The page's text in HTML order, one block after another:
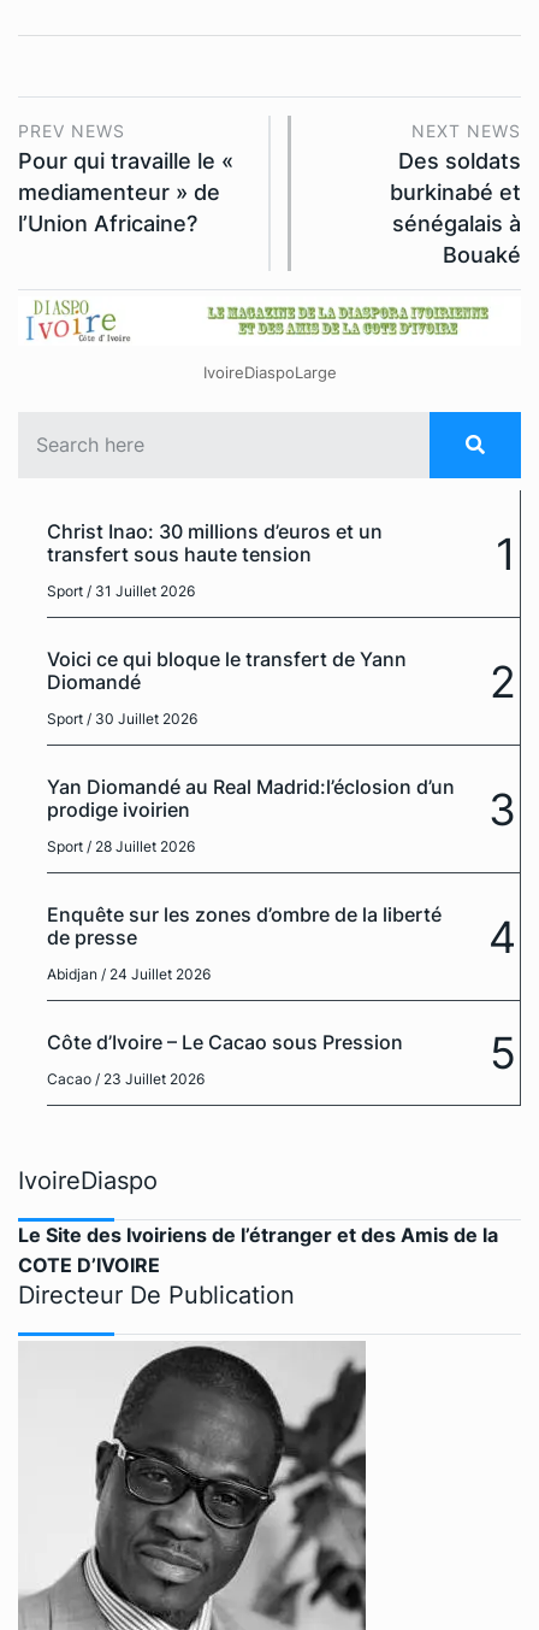
PREV NEWS
Pour qui travaille le «
mediamenteur » de
l’Union Africaine?
NEXT NEWS
Des soldats
burkinabé et
sénégalais à
Bouaké
IvoireDiaspoLarge
Christ Inao: 30 millions d’euros et un
transfert sous haute tension
Sport / 31 Juillet 2026
1
Voici ce qui bloque le transfert de Yann
Diomandé
Sport / 30 Juillet 2026
2
Yan Diomandé au Real Madrid:l’éclosion d’un
prodige ivoirien
Sport / 28 Juillet 2026
3
Enquête sur les zones d’ombre de la liberté
de presse
Abidjan / 24 Juillet 2026
4
Côte d’Ivoire – Le Cacao sous Pression
Cacao / 23 Juillet 2026 5
IvoireDiaspo
Le Site des Ivoiriens de l’étranger et des Amis de la
COTE D’IVOIRE
Directeur De Publication